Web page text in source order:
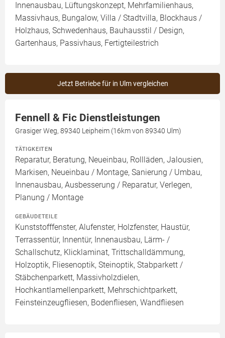
Innenausbau, Lüftungskonzept, Mehrfamilienhaus,
Massivhaus, Bungalow, Villa / Stadtvilla, Blockhaus /
Holzhaus, Schwedenhaus, Bauhausstil / Design,
Gartenhaus, Passivhaus, Fertigteilestrich
Jetzt Betriebe für in Ulm vergleichen
Fennell & Fic Dienstleistungen
Grasiger Weg, 89340 Leipheim (16km von 89340 Ulm)
TÄTIGKEITEN
Reparatur, Beratung, Neueinbau, Rollläden, Jalousien,
Markisen, Neueinbau / Montage, Sanierung / Umbau,
Innenausbau, Ausbesserung / Reparatur, Verlegen,
Planung / Montage
GEBÄUDETEILE
Kunststofffenster, Alufenster, Holzfenster, Haustür,
Terrassentür, Innentür, Innenausbau, Lärm- /
Schallschutz, Klicklaminat, Trittschalldämmung,
Holzoptik, Fliesenoptik, Steinoptik, Stabparkett /
Stäbchenparkett, Massivholzdielen,
Hochkantlamellenparkett, Mehrschichtparkett,
Feinsteinzeugfliesen, Bodenfliesen, Wandfliesen